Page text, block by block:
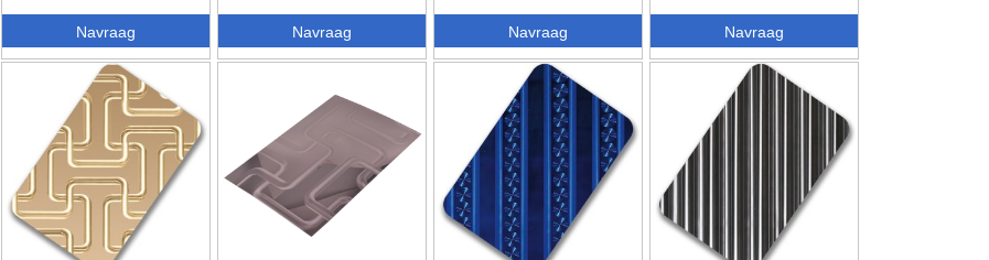
Navraag
kleur ...
Navraag
coating...
Navraag
2...
Navraag